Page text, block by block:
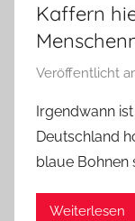
Kaffern
Veröffentlicht
Irgendwann
Deutschland
blaue Bohnen
Weiterlesen